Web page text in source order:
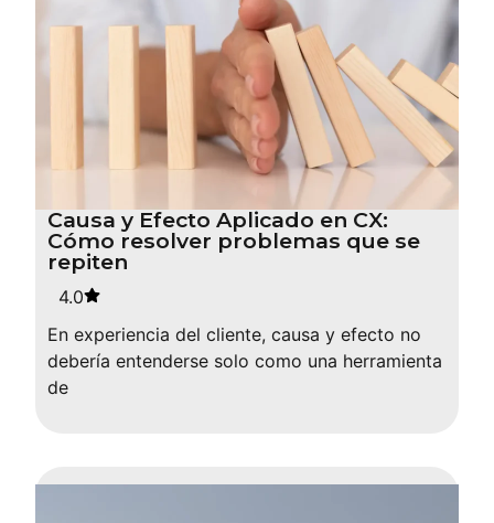
Causa y Efecto Aplicado en CX:
Cómo resolver problemas que se
repiten
4.0
En experiencia del cliente, causa y efecto no
debería entenderse solo como una herramienta
de